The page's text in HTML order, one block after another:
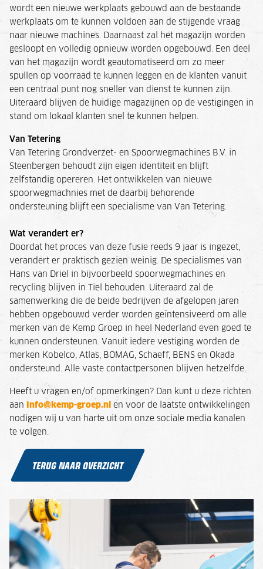
wordt een nieuwe werkplaats gebouwd aan de bestaande
werkplaats om te kunnen voldoen aan de stijgende vraag
naar nieuwe machines. Daarnaast zal het magazijn worden
gesloopt en volledig opnieuw worden opgebouwd. Een deel
van het magazijn wordt geautomatiseerd om zo meer
spullen op voorraad te kunnen leggen en de klanten vanuit
een centraal punt nog sneller van dienst te kunnen zijn.
Uiteraard blijven de huidige magazijnen op de vestigingen in
stand om lokaal klanten snel te kunnen helpen.
Van Tetering
Van Tetering Grondverzet- en Spoorwegmachines B.V. in
Steenbergen behoudt zijn eigen identiteit en blijft
zelfstandig opereren. Het ontwikkelen van nieuwe
spoorwegmachnies met de daarbij behorende
ondersteuning blijft een specialisme van Van Tetering.
Wat verandert er?
Doordat het proces van deze fusie reeds 9 jaar is ingezet,
verandert er praktisch gezien weinig. De specialismes van
Hans van Driel in bijvoorbeeld spoorwegmachines en
recycling blijven in Tiel behouden. Uiteraard zal de
samenwerking die de beide bedrijven de afgelopen jaren
hebben opgebouwd verder worden geïntensiveerd om alle
merken van de Kemp Groep in heel Nederland even goed te
kunnen ondersteunen. Vanuit iedere vestiging worden de
merken Kobelco, Atlas, BOMAG, Schaeff, BENS en Okada
ondersteund. Alle vaste contactpersonen blijven hetzelfde.
Heeft u vragen en/of opmerkingen? Dan kunt u deze richten
aan
info@kemp-groep.nl en voor de laatste ontwikkelingen
nodigen wij u van harte uit om onze sociale media kanalen
te volgen.
TERUG NAAR OVERZICHT